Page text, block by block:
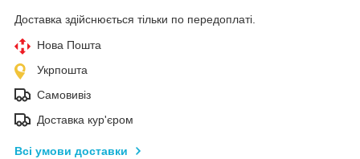
Доставка здійснюється тільки по передоплаті.
Нова Пошта
Укрпошта
Самовивіз
Доставка кур'єром
Всі умови доставки